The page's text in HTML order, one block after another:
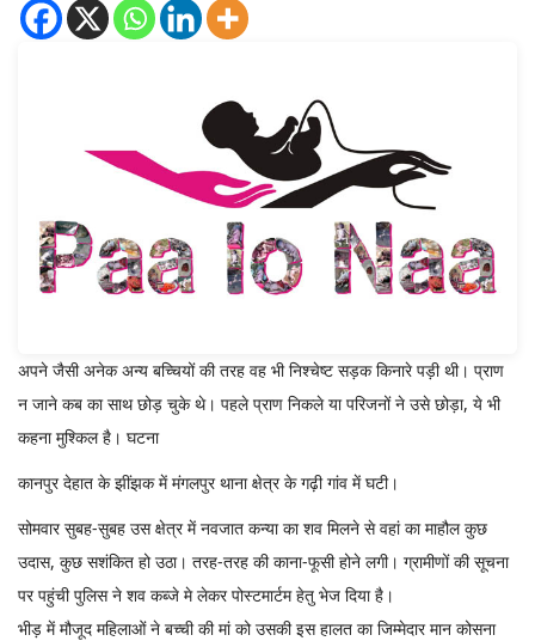
अपने जैसी अनेक अन्य बच्चियों की तरह वह भी निश्चेष्ट सड़क किनारे पड़ी थी। प्राण
न जाने कब का साथ छोड़ चुके थे। पहले प्राण निकले या परिजनों ने उसे छोड़ा, ये भी
कहना मुश्किल है। घटना
कानपुर देहात के झींझक में मंगलपुर थाना क्षेत्र के गढ़ी गांव में घटी।
सोमवार सुबह-सुबह उस क्षेत्र में नवजात कन्या का शव मिलने से वहां का माहौल कुछ
उदास, कुछ सशंकित हो उठा। तरह-तरह की काना-फूसी होने लगी। ग्रामीणों की सूचना
पर पहुंची पुलिस ने शव कब्जे मे लेकर पोस्टमार्टम हेतु भेज दिया है।
भीड़ में मौजूद महिलाओं ने बच्ची की मां को उसकी इस हालत का जिम्मेदार मान कोसना